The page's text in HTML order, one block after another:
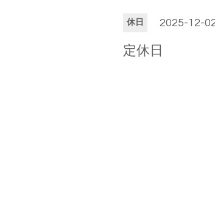
休日 2025-12-
定休日